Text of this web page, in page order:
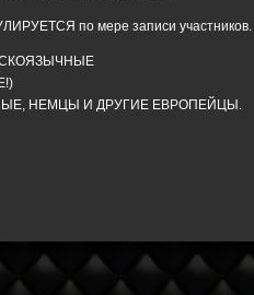
по мере записи участников.
НЕМЦЫ И ДРУГИЕ ЕВРОПЕЙЦЫ.